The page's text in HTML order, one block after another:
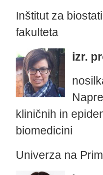
Inštitut za
fakulteta
izr.
kliničnih in
biomedicini
Univerza na